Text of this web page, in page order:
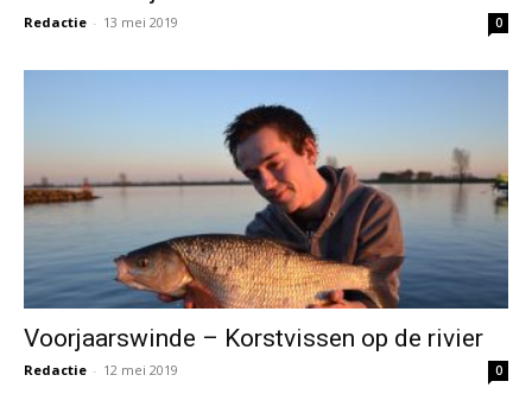
Redactie - 13 mei 2019 0
Voorjaarswinde – Korstvissen op de rivier
Redactie - 12 mei 2019 0